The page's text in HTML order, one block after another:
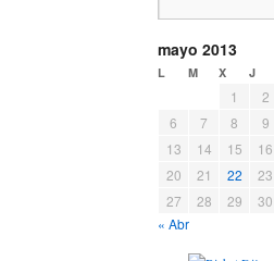
mayo 2013
L M X J
1 2
6
7 8 9
13
14 15 16
20
21 22 23
27
28 29 30
« Abr